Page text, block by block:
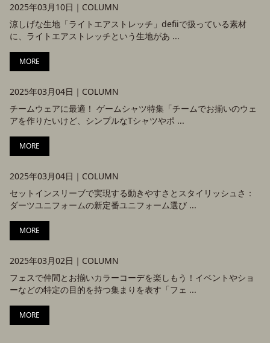
2025年03月10日｜ COLUMN
涼しげな生地「ライトエアストレッチ」defiiで扱っている素材
に、ライトエアストレッチという生地があ ...
MORE
2025年03月04日｜ COLUMN
チームウェアに最適！ ゲームシャツ特集「チームでお揃いのウェ
アを作りたいけど、シンプルなTシャツやポ ...
MORE
2025年03月04日｜ COLUMN
セットインスリーブで実現する動きやすさとスタイリッシュさ：
ダーツユニフォームの新定番ユニフォーム選び ...
MORE
2025年03月02日｜ COLUMN
フェスで仲間とお揃いカラーコーデを楽しもう！イベントやショ
ーなどの特定の目的を持つ集まりを表す「フェ ...
MORE